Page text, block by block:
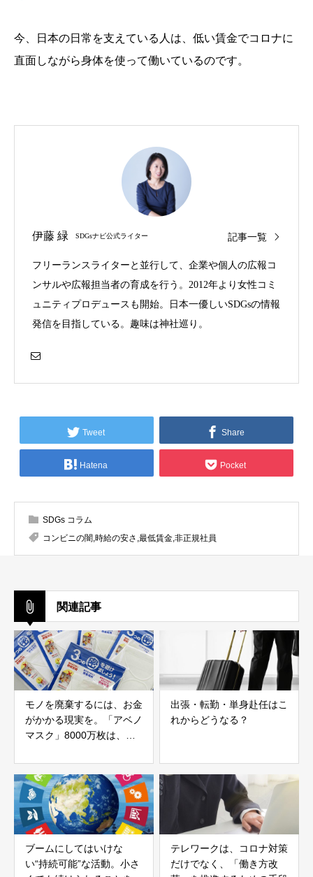
今、日本の日常を支えている人は、低い賃金でコロナに
直面しながら身体を使って働いているのです。
伊藤 緑 SDGsナビ公式ライター 記事一覧
フリーランスライターと並行して、企業や個人の広報コ
ンサルや広報担当者の育成を行う。2012年より女性コミ
ュニティプロデュースも開始。日本一優しいSDGsの情報
発信を目指している。趣味は神社巡り。
Tweet Share
Hatena Pocket
SDGs コラム
コンビニの闇,時給の安さ ,最低賃金,非正規社員
関連記事
モノを廃棄するには、お金
がかかる現実を。「アベノ
マスク」8000万枚は、希
出張・転勤・単身赴任はこ
れからどうなる？
ブームにしてはいけな
い“持続可能”な活動。小さ
テレワークは、コロナ対策
だけでなく、「働き方改